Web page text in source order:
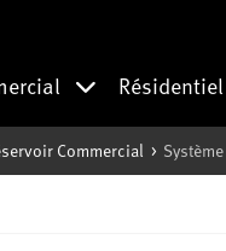
Résidentiel
Commercial